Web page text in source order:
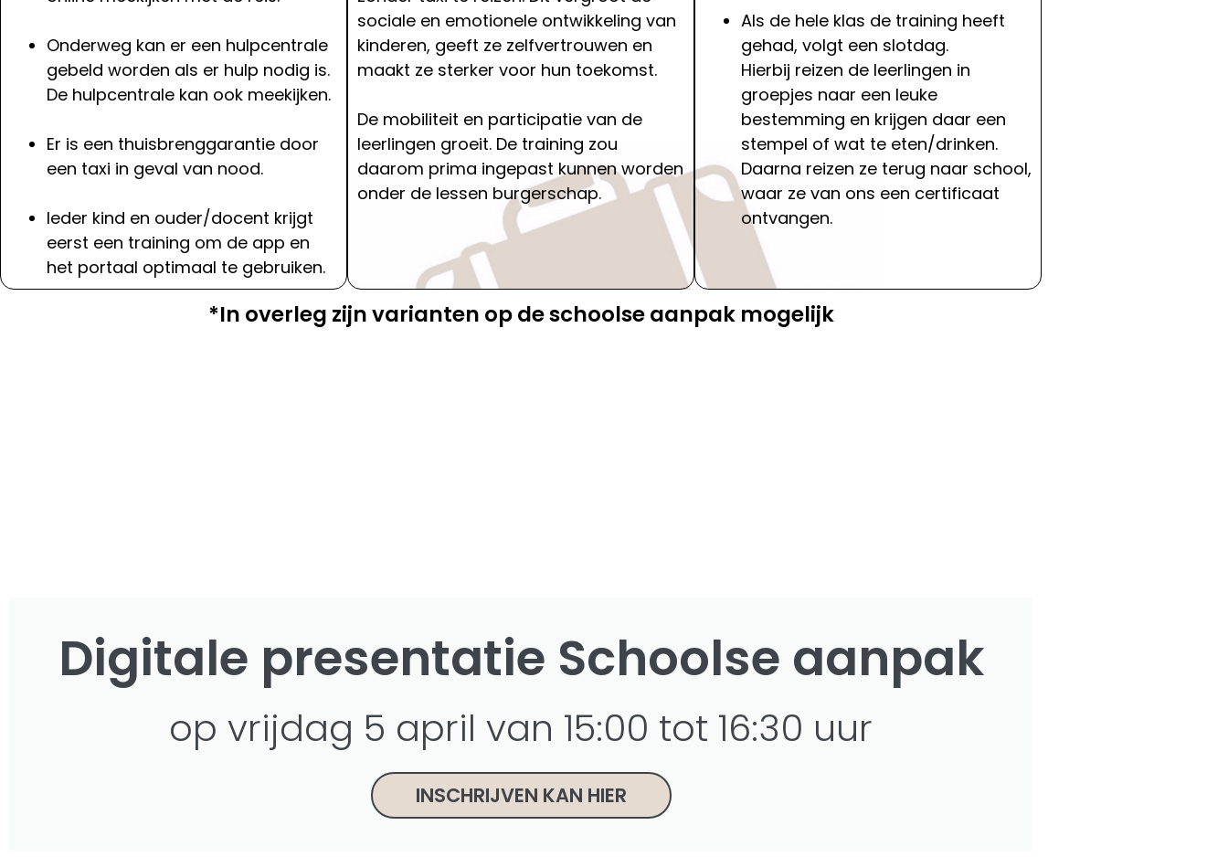
Onderweg kan er een hulpcentrale
gebeld worden als er hulp nodig is.
De hulpcentrale kan ook meekijken.
Er is een thuisbrenggarantie door
een taxi in geval van nood.
Ieder kind en ouder/docent krijgt
eerst een training om de app en
het portaal optimaal te gebruiken.
sociale en emotionele ontwikkeling van
kinderen, geeft ze zelfvertrouwen en
maakt ze sterker voor hun toekomst.
De mobiliteit en participatie van de
leerlingen groeit. De training zou
daarom prima ingepast kunnen worden
onder de lessen burgerschap.
Als de hele klas de training heeft
gehad, volgt een slotdag.
Hierbij reizen de leerlingen in
groepjes naar een leuke
bestemming en krijgen daar een
stempel of wat te eten/drinken.
Daarna reizen ze terug naar school,
waar ze van ons een certificaat
ontvangen.
*In overleg zijn varianten op de schoolse aanpak mogelijk
Digitale presentatie Schoolse aanpak
op vrijdag 5 april van 15:00 tot 16:30 uur
INSCHRIJVEN KAN HIER